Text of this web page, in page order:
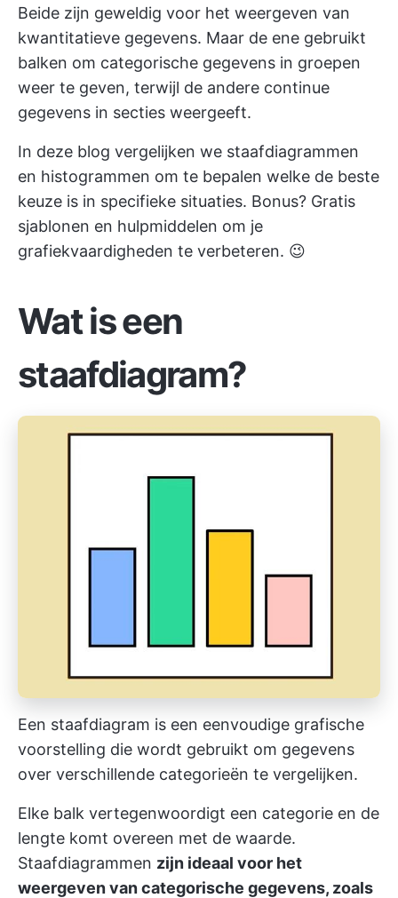
Beide zijn geweldig voor het weergeven van
kwantitatieve gegevens. Maar de ene gebruikt
balken om categorische gegevens in groepen
weer te geven, terwijl de andere continue
gegevens in secties weergeeft.
In deze blog vergelijken we staafdiagrammen
en histogrammen om te bepalen welke de beste
keuze is in specifieke situaties. Bonus? Gratis
sjablonen en hulpmiddelen om je
grafiekvaardigheden te verbeteren. 😉
Wat is een
staafdiagram?
Een staafdiagram is een eenvoudige grafische
voorstelling die wordt gebruikt om gegevens
over verschillende categorieën te vergelijken.
Elke balk vertegenwoordigt een categorie en de
lengte komt overeen met de waarde.
Staafdiagrammen zijn ideaal voor het
weergeven van categorische gegevens, zoals